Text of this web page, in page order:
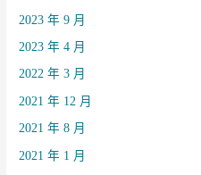
2023 年 9 月
2023 年 4 月
2022 年 3 月
2021 年 12 月
2021 年 8 月
2021 年 1 月